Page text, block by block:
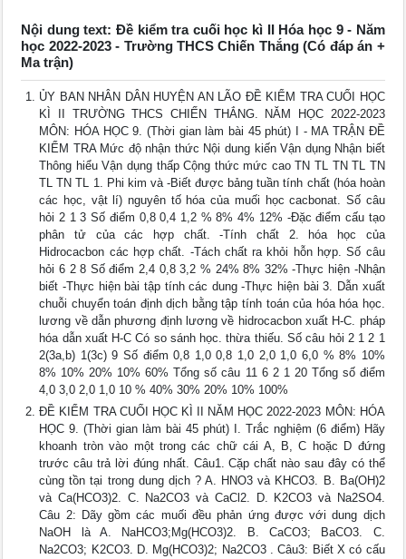
Nội dung text: Đề kiểm tra cuối học kì II Hóa học 9 - Năm
học 2022-2023 - Trường THCS Chiến Thắng (Có đáp án +
Ma trận)
ỦY BAN NHÂN DÂN HUYỆN AN LÃO ĐỀ KIỂM TRA CUỐI HỌC
KÌ II TRƯỜNG THCS CHIẾN THẮNG. NĂM HỌC 2022-2023
MÔN: HÓA HỌC 9. (Thời gian làm bài 45 phút) I - MA TRẬN ĐỀ
KIỂM TRA Mức độ nhận thức Nội dung kiến Vận dụng Nhận biết
Thông hiểu Vận dụng thấp Cộng thức mức cao TN TL TN TL TN
TL TN TL 1. Phi kim và -Biết được bảng tuần tính chất (hóa hoàn
các học, vật lí) nguyên tố hóa của muối học cacbonat. Số câu
hỏi 2 1 3 Số điểm 0,8 0,4 1,2 % 8% 4% 12% -Đặc điểm cấu tạo
phân tử của các hợp chất. -Tính chất 2. hóa học của
Hidrocacbon các hợp chất. -Tách chất ra khỏi hỗn hợp. Số câu
hỏi 6 2 8 Số điểm 2,4 0,8 3,2 % 24% 8% 32% -Thực hiện -Nhận
biết -Thực hiện bài tập tính các dung -Thực hiện bài 3. Dẫn xuất
chuỗi chuyển toán định dịch bằng tập tính toán của hóa hóa học.
lương về dẫn phương định lương về hidrocacbon xuất H-C. pháp
hóa dẫn xuất H-C Có so sánh học. thừa thiếu. Số câu hỏi 2 1 2 1
2(3a,b) 1(3c) 9 Số điểm 0,8 1,0 0,8 1,0 2,0 1,0 6,0 % 8% 10%
8% 10% 20% 10% 60% Tổng số câu 11 6 2 1 20 Tổng số điểm
4,0 3,0 2,0 1,0 10 % 40% 30% 20% 10% 100%
ĐỀ KIỂM TRA CUỐI HỌC KÌ II NĂM HỌC 2022-2023 MÔN: HÓA
HỌC 9. (Thời gian làm bài 45 phút) I. Trắc nghiệm (6 điểm) Hãy
khoanh tròn vào một trong các chữ cái A, B, C hoặc D đứng
trước câu trả lời đúng nhất. Câu1. Cặp chất nào sau đây có thể
cùng tồn tại trong dung dịch ? A. HNO3 và KHCO3. B. Ba(OH)2
và Ca(HCO3)2. C. Na2CO3 và CaCl2. D. K2CO3 và Na2SO4.
Câu 2: Dãy gồm các muối đều phản ứng được với dung dịch
NaOH là A. NaHCO3;Mg(HCO3)2. B. CaCO3; BaCO3. C.
Na2CO3; K2CO3. D. Mg(HCO3)2; Na2CO3 . Câu3: Biết X có cấu